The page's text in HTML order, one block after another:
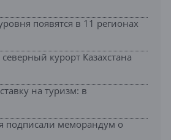
появятся в 11 регионах
курорт Казахстана
на туризм: в
подписали меморандум о